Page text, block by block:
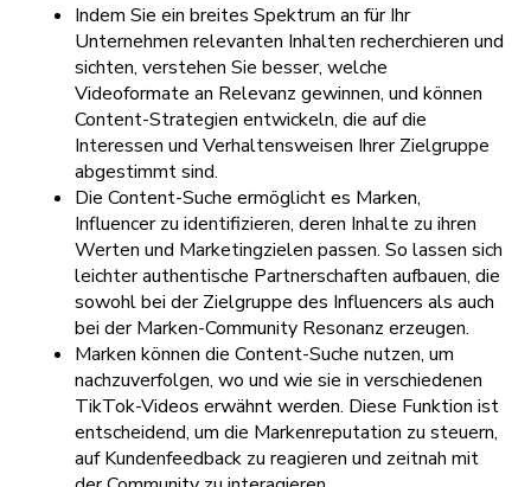
Indem Sie ein breites Spektrum an für Ihr
Unternehmen relevanten Inhalten recherchieren und
sichten, verstehen Sie besser, welche
Videoformate an Relevanz gewinnen, und können
Content-Strategien entwickeln, die auf die
Interessen und Verhaltensweisen Ihrer Zielgruppe
abgestimmt sind.
Die Content-Suche ermöglicht es Marken,
Influencer zu identifizieren, deren Inhalte zu ihren
Werten und Marketingzielen passen. So lassen sich
leichter authentische Partnerschaften aufbauen, die
sowohl bei der Zielgruppe des Influencers als auch
bei der Marken-Community Resonanz erzeugen.
Marken können die Content-Suche nutzen, um
nachzuverfolgen, wo und wie sie in verschiedenen
TikTok-Videos erwähnt werden. Diese Funktion ist
entscheidend, um die Markenreputation zu steuern,
auf Kundenfeedback zu reagieren und zeitnah mit